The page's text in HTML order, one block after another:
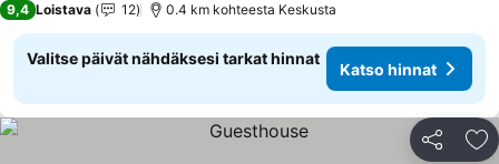
9,4 Loistava 12 0.4 km kohteesta Keskusta
Valitse päivät nähdäksesi tarkat hinnat
Katso hinnat
Jaa